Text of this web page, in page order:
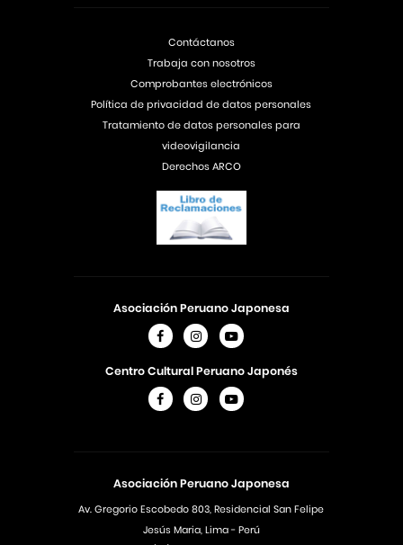
Asociación Peruano Japonesa
Av. Gregorio Escobedo 803, Residencial San Felipe
Jesús Maria, Lima - Perú
Asociación Peruano Japonesa
Centro Cultural Peruano Japonés
Contáctanos
Trabaja con nosotros
Comprobantes electrónicos
Política de privacidad de datos personales
Tratamiento de datos personales para
videovigilancia
Derechos ARCO